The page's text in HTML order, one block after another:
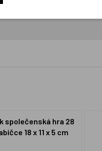
společenská hra 28
18 x 11 x 5 cm